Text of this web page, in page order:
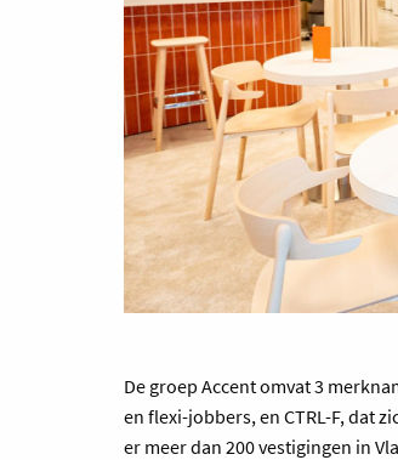
De groep Accent omvat 3
en flexi-jobbers, en CTRL-F, dat
er meer dan 200 vestigingen in